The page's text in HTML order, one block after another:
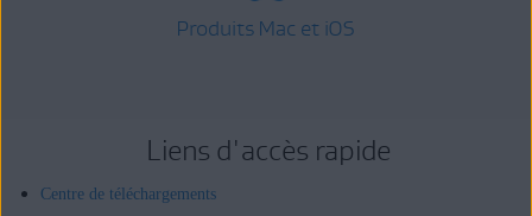
Produits Mac et iOS
Liens d'accès rapide
Centre de téléchargements